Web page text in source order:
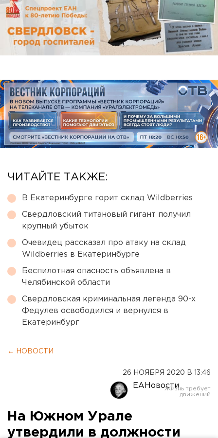
ЧИТАЙТЕ ТАКЖЕ:
В Екатеринбурге горит склад Wildberries
Свердловский титановый гигант получил
крупный убыток
Очевидец рассказал про атаку на склад
Wildberries в Екатеринбурге
Беспилотная опасность объявлена в
Челябинской области
Свердловская криминальная легенда 90-х
Федулев освободился и вернулся в
Екатеринбург
← НОВОСТИ
26 НОЯБРЯ 2020 В 13:46
ЕАНовости
На Южном Урале
утвердили в должности